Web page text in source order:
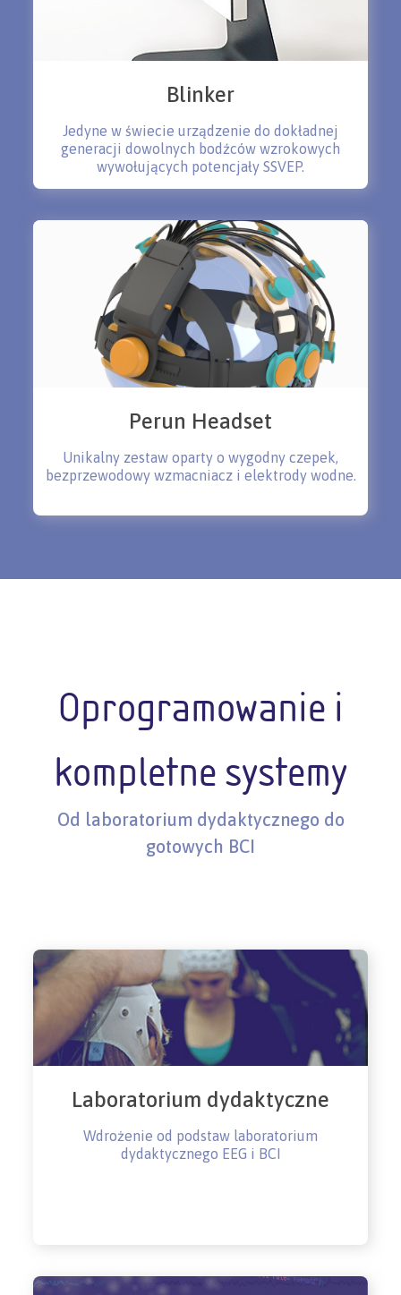
Blinker
Jedyne w świecie urządzenie do dokładnej
generacji dowolnych bodźców wzrokowych
wywołujących potencjały SSVEP.
Perun Headset
Unikalny zestaw oparty o wygodny czepek,
bezprzewodowy wzmacniacz i elektrody wodne.
Oprogramowanie i
kompletne systemy
Od laboratorium dydaktycznego do
gotowych BCI
Laboratorium dydaktyczne
Wdrożenie od podstaw laboratorium
dydaktycznego EEG i BCI